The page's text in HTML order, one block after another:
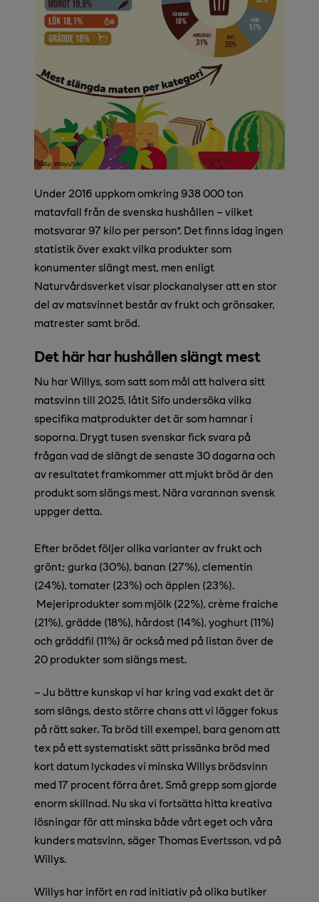
Under 2016 uppkom omkring 938 000 ton
matavfall från de svenska hushållen – vilket
motsvarar 97 kilo per person*. Det finns idag ingen
statistik över exakt vilka produkter som
konumenter slängt mest, men enligt
Naturvårdsverket visar plockanalyser att en stor
del av matsvinnet består av frukt och grönsaker,
matrester samt bröd.
Det här har hushållen slängt mest
Nu har Willys, som satt som mål att halvera sitt
matsvinn till 2025, låtit Sifo undersöka vilka
specifika matprodukter det är som hamnar i
soporna. Drygt tusen svenskar fick svara på
frågan vad de slängt de senaste 30 dagarna och
av resultatet framkommer att mjukt bröd är den
produkt som slängs mest. Nära varannan svensk
uppger detta.
Efter brödet följer olika varianter av frukt och
grönt; gurka (30%), banan (27%), clementin
(24%), tomater (23%) och äpplen (23%).
Mejeriprodukter som mjölk (22%), crème fraiche
(21%), grädde (18%), hårdost (14%), yoghurt (11%)
och gräddfil (11%) är också med på listan över de
20 produkter som slängs mest.
– Ju bättre kunskap vi har kring vad exakt det är
som slängs, desto större chans att vi lägger fokus
på rätt saker. Ta bröd till exempel, bara genom att
tex på ett systematiskt sätt prissänka bröd med
kort datum lyckades vi minska Willys brödsvinn
med 17 procent förra året. Små grepp som gjorde
enorm skillnad. Nu ska vi fortsätta hitta kreativa
lösningar för att minska både vårt eget och våra
kunders matsvinn, säger Thomas Evertsson, vd på
Willys.
Willys har infört en rad initiativ på olika butiker